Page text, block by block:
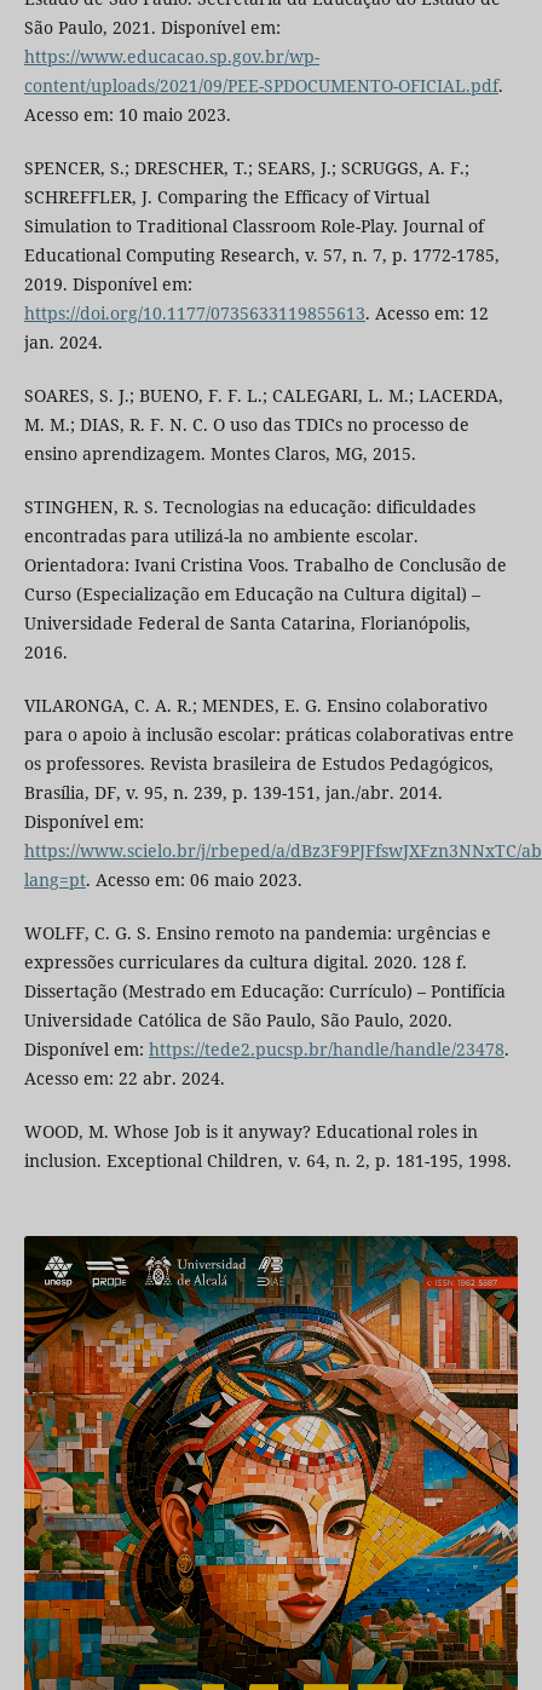
São Paulo, 2021. Disponível em:
https://www.educacao.sp.gov.br/wp-
content/uploads/2021/09/PEE-SPDOCUMENTO-OFICIAL.pdf.
Acesso em: 10 maio 2023.
SPENCER, S.; DRESCHER, T.; SEARS, J.; SCRUGGS, A. F.;
SCHREFFLER, J. Comparing the Efficacy of Virtual
Simulation to Traditional Classroom Role-Play. Journal of
Educational Computing Research, v. 57, n. 7, p. 1772-1785,
2019. Disponível em:
https://doi.org/10.1177/0735633119855613. Acesso em: 12
jan. 2024.
SOARES, S. J.; BUENO, F. F. L.; CALEGARI, L. M.; LACERDA,
M. M.; DIAS, R. F. N. C. O uso das TDICs no processo de
ensino aprendizagem. Montes Claros, MG, 2015.
STINGHEN, R. S. Tecnologias na educação: dificuldades
encontradas para utilizá-la no ambiente escolar.
Orientadora: Ivani Cristina Voos. Trabalho de Conclusão de
Curso (Especialização em Educação na Cultura digital) –
Universidade Federal de Santa Catarina, Florianópolis,
2016.
VILARONGA, C. A. R.; MENDES, E. G. Ensino colaborativo
para o apoio à inclusão escolar: práticas colaborativas entre
os professores. Revista brasileira de Estudos Pedagógicos,
Brasília, DF, v. 95, n. 239, p. 139-151, jan./abr. 2014.
Disponível em:
https://www.scielo.br/j/rbeped/a/dBz3F9PJFfswJXFzn3NNxTC/
lang=pt. Acesso em: 06 maio 2023.
WOLFF, C. G. S. Ensino remoto na pandemia: urgências e
expressões curriculares da cultura digital. 2020. 128 f.
Dissertação (Mestrado em Educação: Currículo) – Pontifícia
Universidade Católica de São Paulo, São Paulo, 2020.
Disponível em: https://tede2.pucsp.br/handle/handle/23478.
Acesso em: 22 abr. 2024.
WOOD, M. Whose Job is it anyway? Educational roles in
inclusion. Exceptional Children, v. 64, n. 2, p. 181-195, 1998.